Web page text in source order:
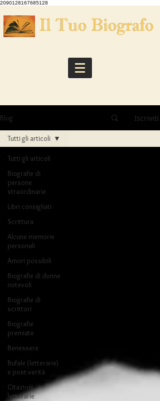
2090128167685128
Blog Iscriviti
Tutti gli articoli
Biografie di
persone
straordinarie
Libri consigliati
Scrittura
Alcune memorie
personali
Amori possibili
Biografie di donne
notevoli
Biografie di
scrittori
Biografie
premiate
Benessere
Bufale (letterarie)
e post-verità
Citazioni
letterarie
Tutti gli articoli